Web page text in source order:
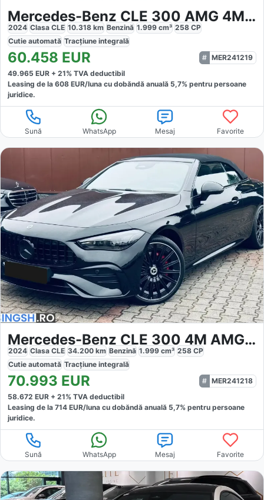
Mercedes-Benz CLE 300 AMG 4Matic Night
2024 Clasa CLE 10.318 km Benzină 1.999 cm³ 258 CP
Cutie automată Tracțiune integrală
60.458 EUR
MER241219
49.965 EUR + 21% TVA deductibil
Leasing de la 608 EUR/luna cu dobăndă anuală 5,7% pentru persoane
juridice.
Sună WhatsApp Mesaj Favorite
Mercedes-Benz CLE 300 4M AMG Cabrio
2024 Clasa CLE 34.200 km Benzină 1.999 cm³ 258 CP
Cutie automată Tracțiune integrală
70.993 EUR
MER241218
58.672 EUR + 21% TVA deductibil
Leasing de la 714 EUR/luna cu dobăndă anuală 5,7% pentru persoane
juridice.
Sună WhatsApp Mesaj Favorite